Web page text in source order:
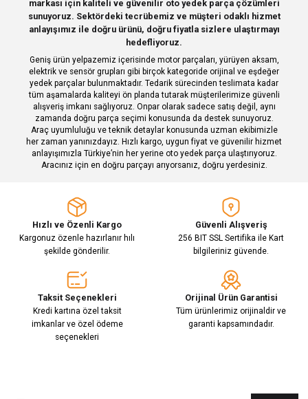
Ürün açıklamasında eksik bilgiler bulunuyor.
Ürün bilgilerinde hatalar bulunuyor.
Ürün fiyatı diğer sitelerden daha pahalı.
Bu ürüne benzer farklı alternatifler olmalı.
Gönder
Deneyimini Paylaş
markası için kaliteli ve güvenilir oto yedek parça çözümleri
sunuyoruz. Sektördeki tecrübemiz ve müşteri odaklı hizmet
anlayışımız ile doğru ürünü, doğru fiyatla sizlere ulaştırmayı
hedefliyoruz.
Geniş ürün yelpazemiz içerisinde motor parçaları, yürüyen aksam,
elektrik ve sensör grupları gibi birçok kategoride orijinal ve eşdeğer
yedek parçalar bulunmaktadır. Tedarik sürecinden teslimata kadar
tüm aşamalarda kaliteyi ön planda tutarak müşterilerimize güvenli
alışveriş imkanı sağlıyoruz. Onpar olarak sadece satış değil, aynı
zamanda doğru parça seçimi konusunda da destek sunuyoruz.
Araç uyumluluğu ve teknik detaylar konusunda uzman ekibimizle
her zaman yanınızdayız. Hızlı kargo, uygun fiyat ve güvenilir hizmet
anlayışımızla Türkiye’nin her yerine oto yedek parça ulaştırıyoruz.
Aracınız için en doğru parçayı arıyorsanız, doğru yerdesiniz.
Hızlı ve Özenli Kargo
Kargonuz özenle hazırlanır hılı
şekilde gönderilir.
Güvenli Alışveriş
256 BIT SSL Sertifika ile Kart
bilgileriniz güvende.
Taksit Seçenekleri
Kredi kartına özel taksit
imkanlar ve özel ödeme
seçenekleri
Orijinal Ürün Garantisi
Tüm ürünlerimiz orijinaldir ve
garanti kapsamındadır.